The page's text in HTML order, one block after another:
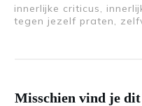
innerlijke criticus,
tegen jezelf praten,
Misschien vind je